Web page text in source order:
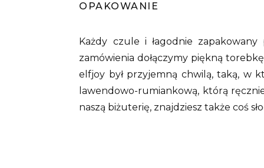
OPAKOWANIE
Każdy czule i łagodnie
zamówienia dołączymy piękną
elfjoy był przyjemną chwilą, taką, w
lawendowo-rumiankową, którą
naszą biżuterię, znajdziesz także coś